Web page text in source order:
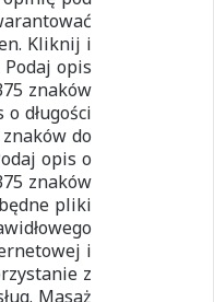
Kliknij i
opis
znaków
długości
do
opis o
znaków
pliki
i
z